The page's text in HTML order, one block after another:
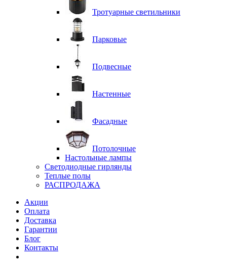
Тротуарные светильники
Парковые
Подвесные
Настенные
Фасадные
Потолочные
Настольные лампы
Светодиодные гирлянды
Теплые полы
РАСПРОДАЖА
Акции
Оплата
Доставка
Гарантии
Блог
Контакты